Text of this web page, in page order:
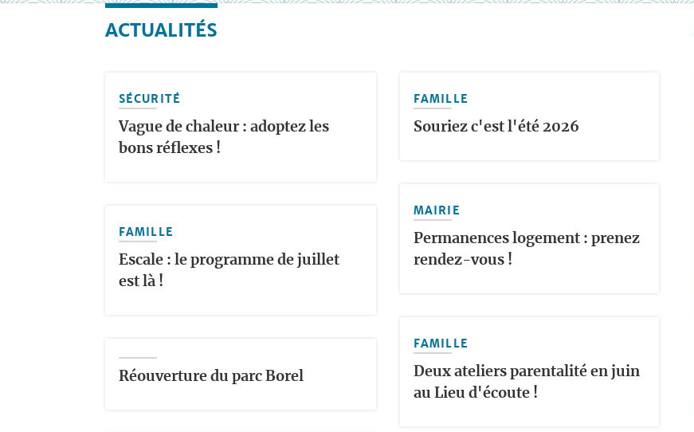
ACTUALITÉS
SÉCURITÉ
Vague de chaleur : adoptez les
bons réflexes !
FAMILLE
Escale : le programme de juillet
est là !
Réouverture du parc Borel
FAMILLE
Souriez c'est l'été 2026
MAIRIE
Permanences logement : prenez
rendez-vous !
FAMILLE
Deux ateliers parentalité en juin
au Lieu d'écoute !